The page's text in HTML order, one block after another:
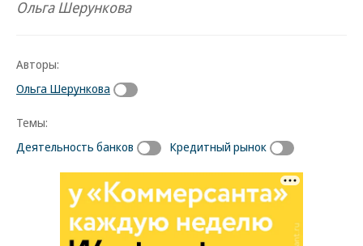
Ольга Шерункова
Авторы:
Ольга Шерункова
Темы:
Деятельность банков
Кредитный рынок